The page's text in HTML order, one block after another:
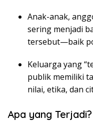
Anak-anak,
sering menjadi
tersebut—baik
Keluarga yang
publik memiliki
nilai, etika, dan
Apa yang Terjadi?